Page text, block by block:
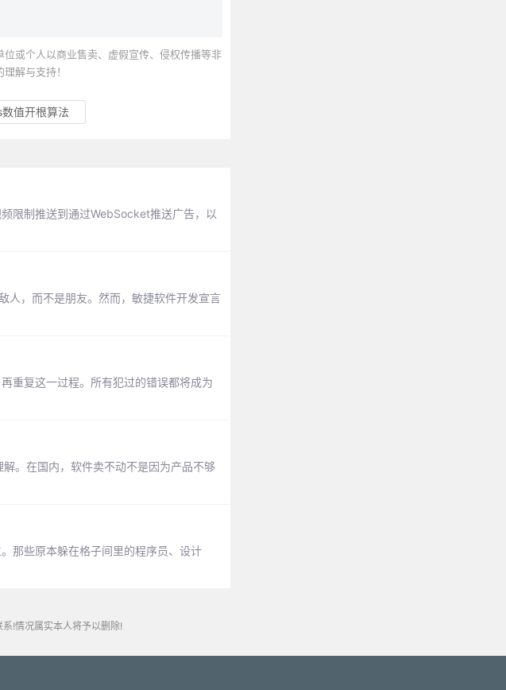
或个人以商业售卖、虚假宣传、侵权传播等非
解与支持！
数值开根算法
限制推送到通过WebSocket推送广告，以
人，而不是朋友。然而，敏捷软件开发宣言
重复这一过程。所有犯过的错误都将成为
。在国内，软件卖不动不是因为产品不够
那些原本躲在格子间里的程序员、设计
!情况属实本人将予以删除!